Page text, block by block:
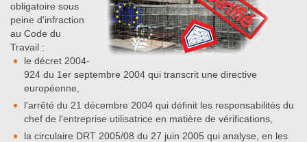
obligatoire sous
peine d'infraction
au Code du
Travail :
le décret 2004-
924 du 1er septembre 2004 qui transcrit une directive
européenne,
l'arrêté du 21 décembre 2004 qui définit les responsabilités du
chef de l'entreprise utilisatrice en matière de vérifications,
la circulaire DRT 2005/08 du 27 juin 2005 qui analyse, en les